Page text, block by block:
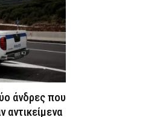
διάσωση
δύσβατο
οδηγός
άνδρες που
αντικείμενα